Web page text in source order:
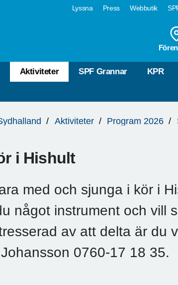
Lyssna Press Webbutik
Aktiviteter SPF Grannar KPR
Aktiviteter Program 2026
i Hishult
med och sjunga i kör i
något instrument och vill
av att delta är du
0760-17 18 35.